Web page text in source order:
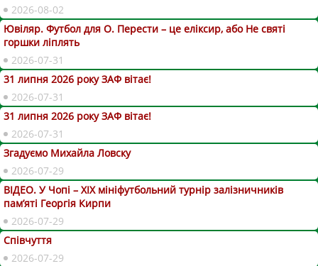
2026-08-02
Ювіляр. Футбол для О. Перести – це еліксир, або Не святі
горшки ліплять
2026-07-31
31 липня 2026 року ЗАФ вітає!
2026-07-31
31 липня 2026 року ЗАФ вітає!
2026-07-31
Згадуємо Михайла Ловску
2026-07-29
ВІДЕО. У Чопі – ХІХ мініфутбольний турнір залізничників
пам’яті Георгія Кирпи
2026-07-29
Співчуття
2026-07-29